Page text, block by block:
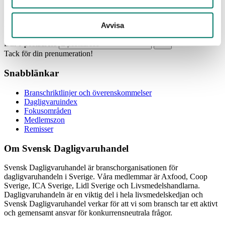
Avvisa
Din e-postadress
Tack för din prenumeration!
Snabblänkar
Branschriktlinjer och överenskommelser
Dagligvaruindex
Fokusområden
Medlemszon
Remisser
Om Svensk Dagligvaruhandel
Svensk Dagligvaruhandel är branschorganisationen för
dagligvaruhandeln i Sverige. Våra medlemmar är Axfood, Coop
Sverige, ICA Sverige, Lidl Sverige och Livsmedelshandlarna.
Dagligvaruhandeln är en viktig del i hela livsmedelskedjan och
Svensk Dagligvaruhandel verkar för att vi som bransch tar ett aktivt
och gemensamt ansvar för konkurrensneutrala frågor.